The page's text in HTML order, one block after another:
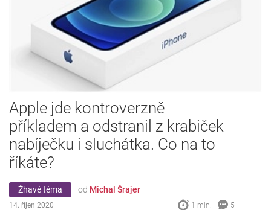
Apple jde kontroverzně
příkladem a odstranil z krabiček
nabíječku i sluchátka. Co na to
říkáte?
Žhavé téma od Michal Šrajer
14. říjen 2020 1 min. 5